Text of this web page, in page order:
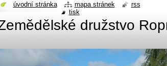
družstvo
úvodní stránka mapa stránek
rss
tisk